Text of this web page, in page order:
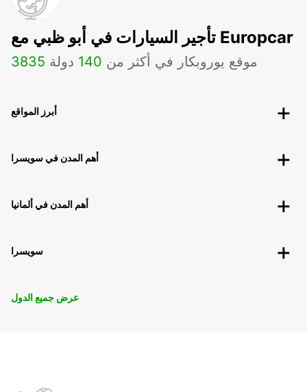
تأجير السيارات في أبو ظبي مع Europcar
3835 موقع يوروبكار في أكثر من 140 دولة
أبرز المواقع
أهم المدن في سويسرا
أهم المدن في ألمانيا
سويسرا
عرض جميع الدول